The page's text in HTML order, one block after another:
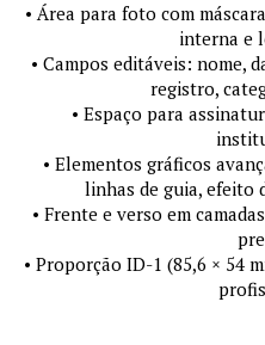
• Área para foto com
interna e
• Campos editáveis: nome,
registro,
• Espaço para
• Elementos gráficos
linhas de guia, efeito
• Frente e verso em
• Proporção ID-1 (85,6 × 54